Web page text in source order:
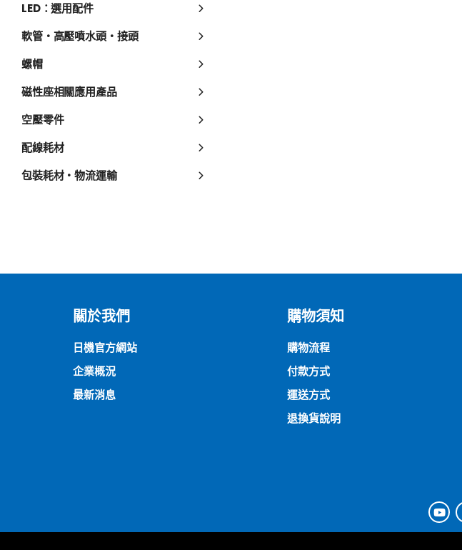
LED：選用配件
軟管・高壓噴水頭・接頭
螺帽
磁性座相關應用產品
空壓零件
配線耗材
包裝耗材・物流運輸
關於我們
日機官方網站
企業概況
最新消息
購物須知
購物流程
付款方式
運送方式
退換貨說明